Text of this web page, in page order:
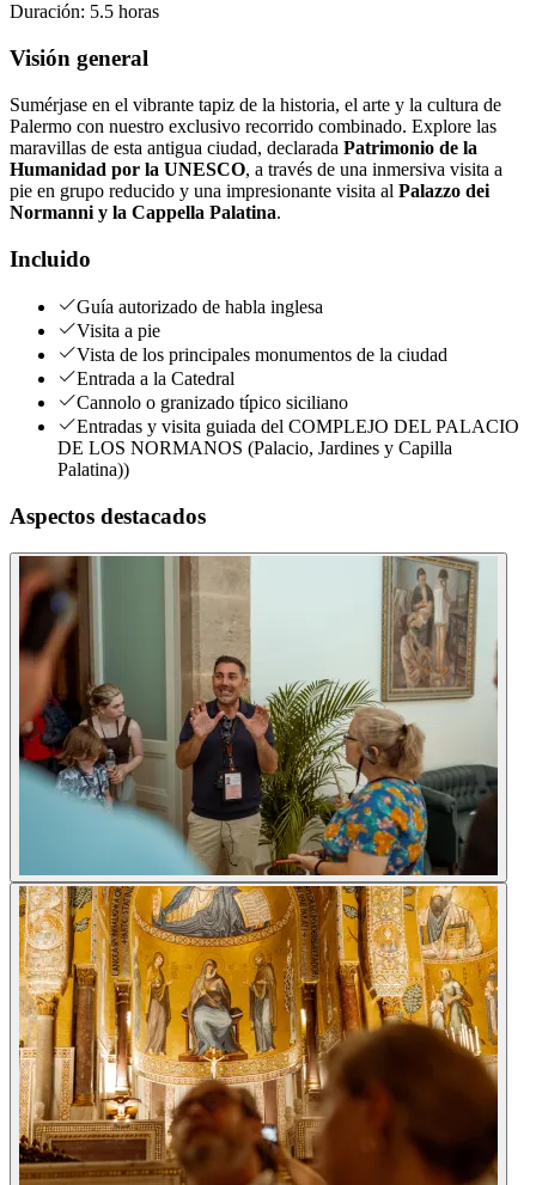
Duración: 5.5 horas
Visión general
Sumérjase en el vibrante tapiz de la historia, el arte y la cultura de
Palermo con nuestro exclusivo recorrido combinado. Explore las
maravillas de esta antigua ciudad, declarada Patrimonio de la
Humanidad por la UNESCO, a través de una inmersiva visita a
pie en grupo reducido y una impresionante visita al Palazzo dei
Normanni y la Cappella Palatina.
Incluido
Guía autorizado de habla inglesa
Visita a pie
Vista de los principales monumentos de la ciudad
Entrada a la Catedral
Cannolo o granizado típico siciliano
Entradas y visita guiada del COMPLEJO DEL PALACIO
DE LOS NORMANOS (Palacio, Jardines y Capilla
Palatina))
Aspectos destacados